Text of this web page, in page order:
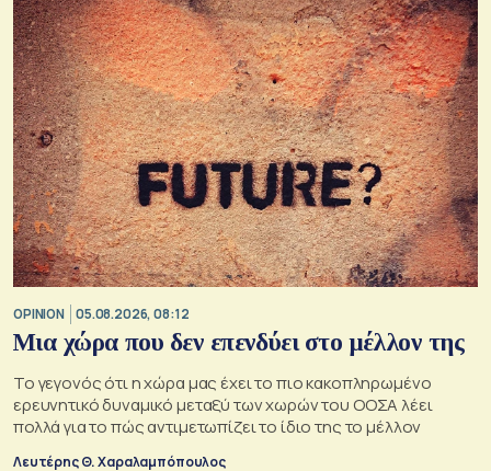
OPINION 05.08.2026, 08:12
Μια χώρα που δεν επενδύει στο μέλλον της
Το γεγονός ότι η χώρα μας έχει το πιο κακοπληρωμένο
ερευνητικό δυναμικό μεταξύ των χωρών του ΟΟΣΑ λέει
πολλά για το πώς αντιμετωπίζει το ίδιο της το μέλλον
Λευτέρης Θ. Χαραλαμπόπουλος